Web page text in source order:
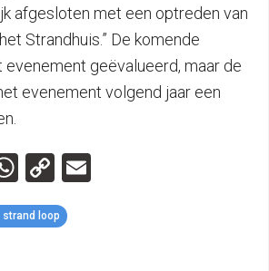
afgesloten met een optreden van
Strandhuis.” De komende
geëvalueerd, maar de
evenement volgend jaar een
WhatsApp
Copy
Link
loop